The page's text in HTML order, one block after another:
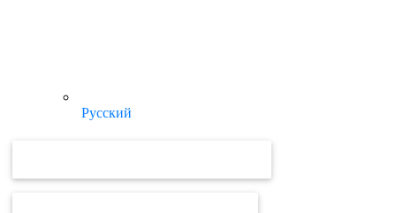
Русский